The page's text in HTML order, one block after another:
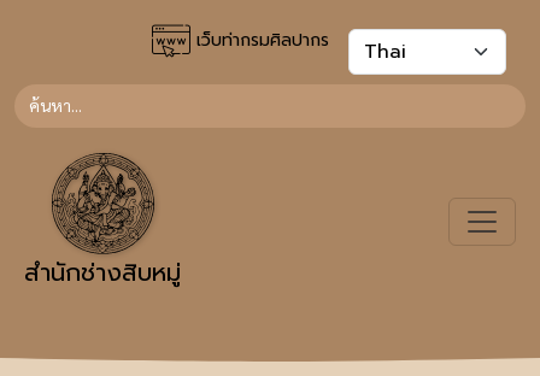
เว็บท่ากรมศิลปากร
สำนักช่างสิบหมู่